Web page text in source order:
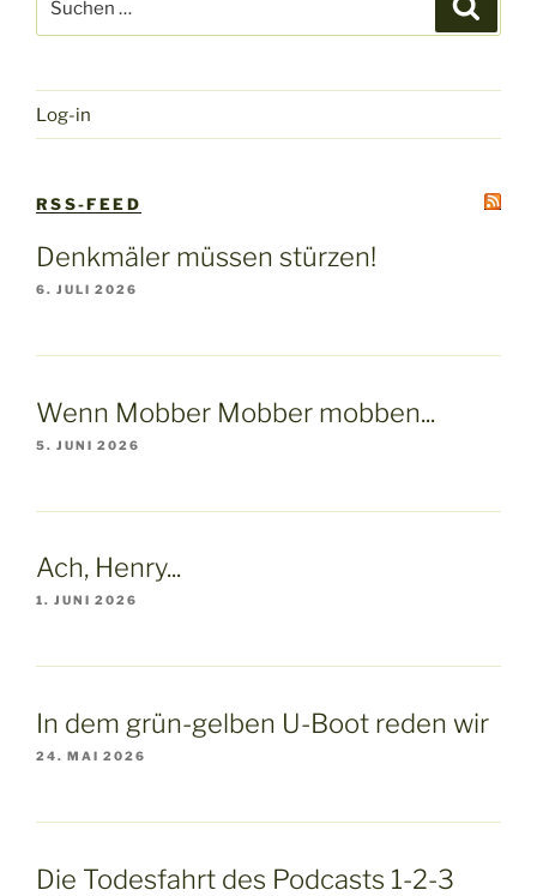
nach:
Log-in
RSS-FEED
Denkmäler müssen stürzen!
6. JULI 2026
Wenn Mobber Mobber mobben...
5. JUNI 2026
Ach, Henry...
1. JUNI 2026
In dem grün-gelben U-Boot reden wir
24. MAI 2026
Die Todesfahrt des Podcasts 1-2-3